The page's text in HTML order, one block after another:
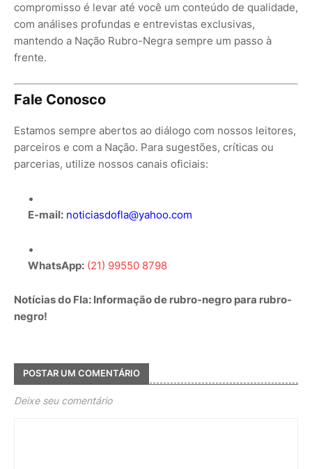
compromisso é levar até você um conteúdo de qualidade,
com análises profundas e entrevistas exclusivas,
mantendo a Nação Rubro-Negra sempre um passo à
frente.
Fale Conosco
Estamos sempre abertos ao diálogo com nossos leitores,
parceiros e com a Nação. Para sugestões, críticas ou
parcerias, utilize nossos canais oficiais:
E-mail: noticiasdofla@yahoo.com
WhatsApp: (21) 99550 8798
Notícias do Fla: Informação de rubro-negro para rubro-
negro!
POSTAR UM COMENTÁRIO
Deixe seu comentário